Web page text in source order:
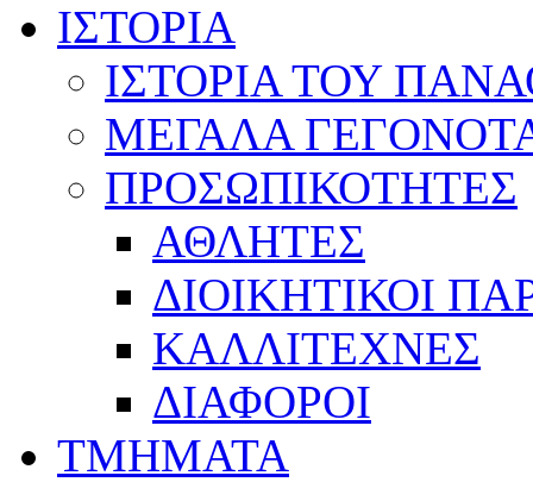
ΙΣΤΟΡΙΑ
ΙΣΤΟΡΙΑ ΤΟΥ
ΜΕΓΑΛΑ
ΠΡΟΣΩΠΙΚΟΤΗΤΕΣ
ΑΘΛΗΤΕΣ
ΔΙΟΙΚΗΤΙΚΟΙ
ΚΑΛΛΙΤΕΧΝΕΣ
ΔΙΑΦΟΡΟΙ
ΤΜΗΜΑΤΑ